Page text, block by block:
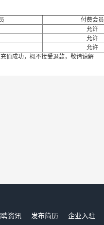
付费会员
允许
允许
允许
值成功，概不接受退款，敬请谅解
资讯 发布简历 企业入驻